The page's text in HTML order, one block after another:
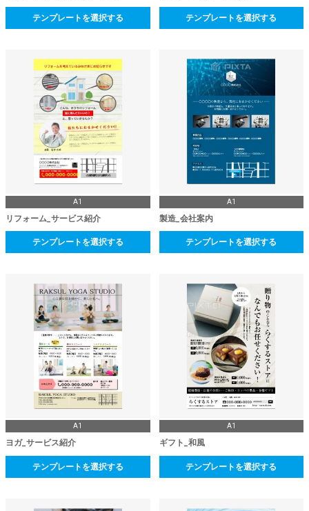
テンプレートを選択する テンプレートを選択する
A1
リフォーム_サービス紹介
テンプレートを選択する
A1
製造_会社案内
テンプレートを選択する
A1
ヨガ_サービス紹介
テンプレートを選択する
A1
ギフト_和風
テンプレートを選択する